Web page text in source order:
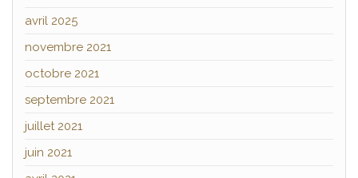
avril 2025
novembre 2021
octobre 2021
septembre 2021
juillet 2021
juin 2021